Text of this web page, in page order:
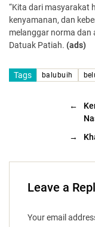
“Kita dari masyarakat
kenyamanan, dan
melanggar norma dan
Datuak Patiah. (ads)
Tags balubuih
←
→
Leave a
Your email